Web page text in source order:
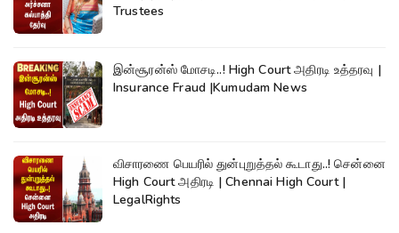
Trustees
இன்சூரன்ஸ் மோசடி..! High Court அதிரடி உத்தரவு |
Insurance Fraud |Kumudam News
விசாரணை பெயரில் துன்புறுத்தல் கூடாது..! சென்னை
High Court அதிரடி | Chennai High Court |
LegalRights